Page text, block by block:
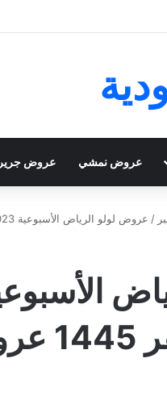
عروض نمشي عروض جرير
/ عروض لولو الرياض الأسبوعية 10/9/2023 الموافق 25 صفر 1445 عروض لـ 5 و10 و15 و20